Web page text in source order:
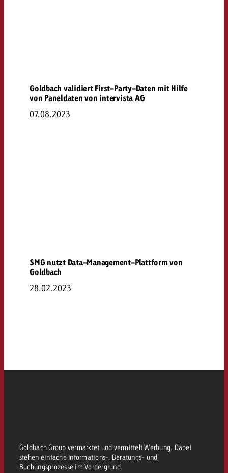
Goldbach validiert First-Party-Daten mit Hilfe
von Paneldaten von intervista AG
07.08.2023
SMG nutzt Data-Management-Plattform von
Goldbach
28.02.2023
Goldbach Group vermarktet und vermittelt Werbung. Dabei
stehen einfache Informations-, Beratungs- und
Buchungsprozesse im Vordergrund.